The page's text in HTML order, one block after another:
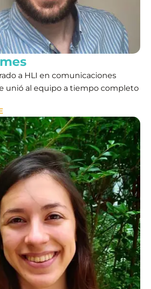
a HLI en comunicaciones
unió al equipo a tiempo completo